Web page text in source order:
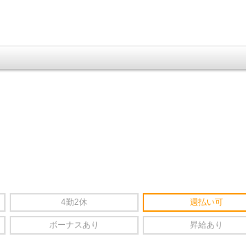
4勤2休 週払い可
ボーナスあり 昇給あり